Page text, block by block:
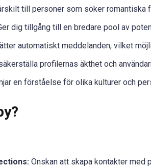
till personer som söker romantiska
dig tillgång till en bredare pool av
automatiskt meddelanden, vilket
profilernas äkthet och
en förståelse för olika kulturer och
Önskan att skapa kontakter med